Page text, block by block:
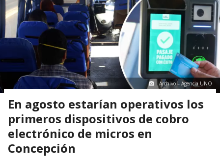
Archivo – Agencia UNO
En agosto estarían operativos los
primeros dispositivos de cobro
electrónico de micros en
Concepción